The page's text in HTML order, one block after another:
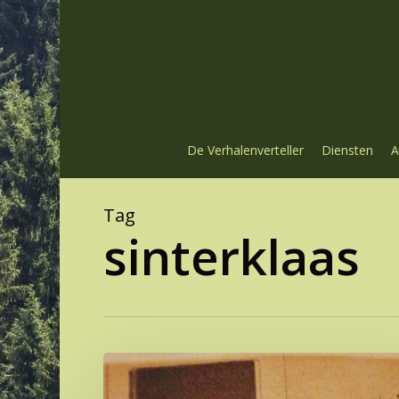
Skip
to
main
content
De Verhalenverteller Diensten
Tag
sinterklaas
Piet